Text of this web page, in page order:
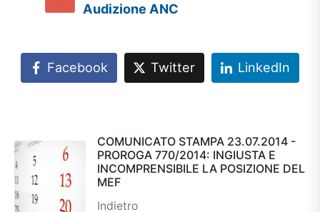
Audizione ANC
Facebook Twitter LinkedIn
COMUNICATO STAMPA 23.07.2014 -
PROROGA 770/2014: INGIUSTA E
INCOMPRENSIBILE LA POSIZIONE DEL
MEF
Indietro